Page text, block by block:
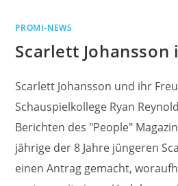
PROMI-NEWS
Scarlett
Scarlett Johansson und ihr
Schauspielkollege Ryan
Berichten des "People"
jährige der 8 Jahre jüngeren
einen Antrag gemacht,